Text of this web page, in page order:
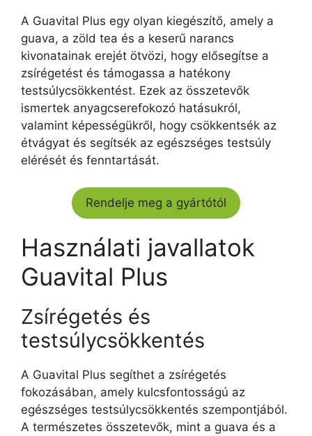
A Guavital Plus egy olyan kiegészítő, amely a
guava, a zöld tea és a keserű narancs
kivonatainak erejét ötvözi, hogy elősegítse a
zsírégetést és támogassa a hatékony
testsúlycsökkentést. Ezek az összetevők
ismertek anyagcserefokozó hatásukról,
valamint képességükről, hogy csökkentsék az
étvágyat és segítsék az egészséges testsúly
elérését és fenntartását.
Rendelje meg a gyártótól
Használati javallatok
Guavital Plus
Zsírégetés és
testsúlycsökkentés
A Guavital Plus segíthet a zsírégetés
fokozásában, amely kulcsfontosságú az
egészséges testsúlycsökkentés szempontjából.
A természetes összetevők, mint a guava és a